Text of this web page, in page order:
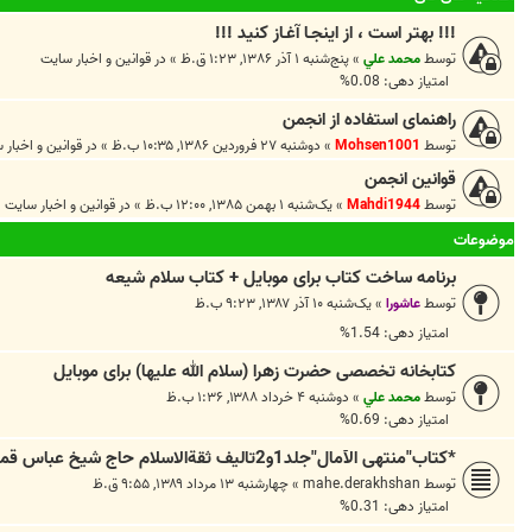
!!! بهتر است ، از اينجـا آغـاز کنيد !!!
توسطمحمد علي »پنج‌شنبه ۱ آذر ۱۳۸۶, ۱:۲۳ ق.ظ » در قوانين و اخبار سايت
امتیاز دهی: 0.08%
راهنمای استفاده از انجمن
توسط Mohsen1001
» دوشنبه ۲۷ فروردین ۱۳۸۶, ۱۰:۳۵ ب.ظ » در قوانين و
قوانین انجمن
توسطMahdi1944
»یک‌شنبه ۱ بهمن ۱۳۸۵, ۱۲:۰۰ ب.ظ » در قوانين و اخبار سايت
موضوعات
برنامه ساخت کتاب برای موبایل + کتاب سلام شیعه
توسطعاشورا »یک‌شنبه ۱۰ آذر ۱۳۸۷, ۹:۲۳ ب.ظ
امتیاز دهی: 1.54%
کتابخانه تخصصی حضرت زهرا (سلام الله علیها) برای موبایل
توسطمحمد علي » دوشنبه ۴ خرداد ۱۳۸۸, ۱:۳۶ ب.ظ
امتیاز دهی: 0.69%
*کتاب"منتهی الآمال"جلد1و2تالیف ثقةالاسلام حاج شیخ عباس قمی*
توسط mahe.derakhshan
»چهارشنبه ۱۳ مرداد ۱۳۸۹, ۹:۵۵ ق.ظ
امتیاز دهی: 0.31%